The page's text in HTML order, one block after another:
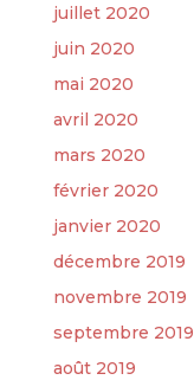
juillet 2020
juin 2020
mai 2020
avril 2020
mars 2020
février 2020
janvier 2020
décembre 2019
novembre 2019
septembre 2019
août 2019